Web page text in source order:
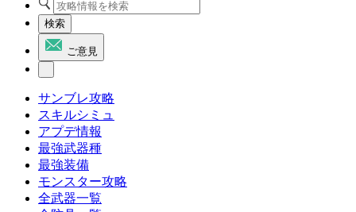
検索
ご意見
サンブレ攻略
スキルシミュ
アプデ情報
最強武器種
最強装備
モンスター攻略
全武器一覧